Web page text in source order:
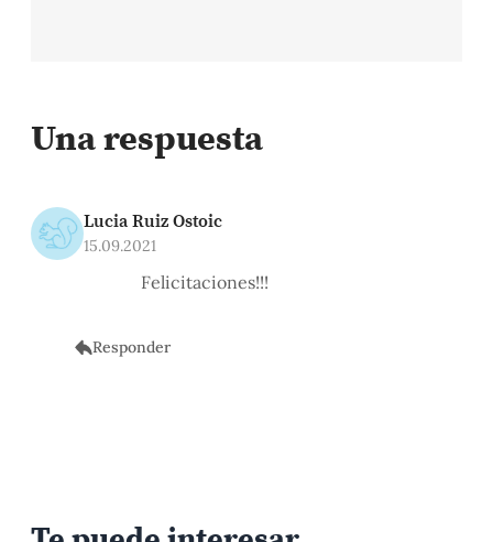
Una respuesta
Lucia Ruiz Ostoic
15.09.2021
Felicitaciones!!!
Responder